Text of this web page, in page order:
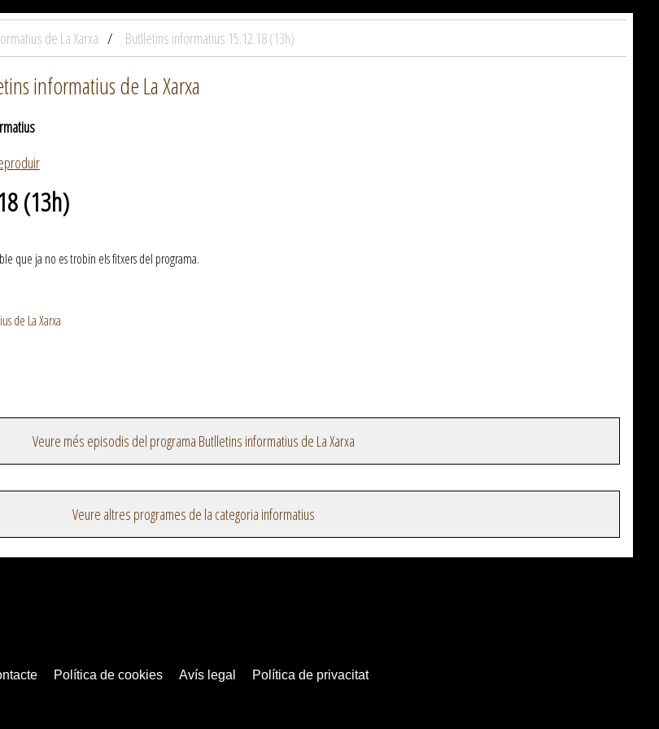
de La Xarxa Butlletins informatius 15.12.18 (13h)
informatius de La Xarxa
(13h)
que ja no es trobin els fitxers del programa.
de La Xarxa
Veure més episodis del programa Butlletins informatius de La Xarxa
Veure altres programes de la categoria informatius
Política de cookies Avís legal Política de privacitat